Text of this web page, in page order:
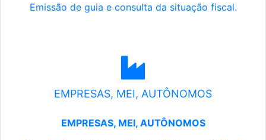
Emissão de guia e consulta da situação fiscal.
EMPRESAS, MEI, AUTÔNOMOS
EMPRESAS, MEI, AUTÔNOMOS